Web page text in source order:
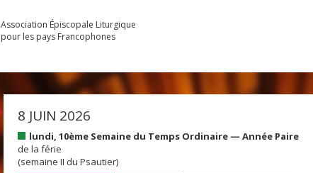
Association Épiscopale Liturgique
pour les pays Francophones
8 JUIN 2026
lundi, 10ème Semaine du Temps Ordinaire — Année Paire
de la férie
(semaine II du Psautier)